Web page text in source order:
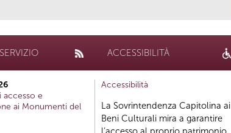
accesso e
ai Monumenti del
ACCESSIBILITÀ
Accessibilità
La Sovrintendenza Capitolina ai
Beni Culturali mira a garantire